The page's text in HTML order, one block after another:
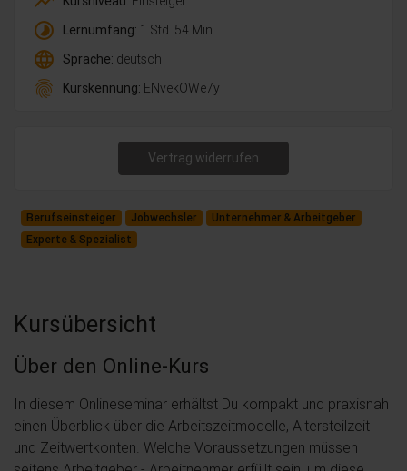
timelapse Lernumfang: 1 Std. 54 Min.
language Sprache: deutsch
fingerprint Kurskennung: ENvekOWe7y
Vertrag widerrufen
Berufseinsteiger Jobwechsler
Unternehmer & Arbeitgeber
Experte & Spezialist
Kursübersicht
Über den Online-Kurs
In diesem Onlineseminar erhältst Du kompakt und praxisnah
einen Überblick über die Arbeitszeitmodelle, Altersteilzeit
und Zeitwertkonten. Welche Voraussetzungen müssen